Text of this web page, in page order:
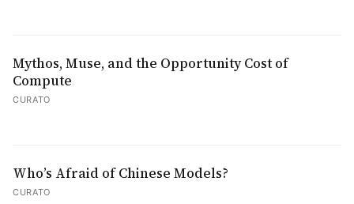
Mythos, Muse, and the Opportunity Cost of
Compute
CURATO
Who’s Afraid of Chinese Models?
CURATO